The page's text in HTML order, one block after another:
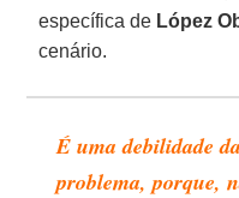
específica de López
cenário.
É uma debilidade
problema, porque,